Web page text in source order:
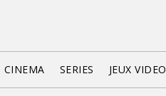
CINEMA SERIES JEUX VIDEO